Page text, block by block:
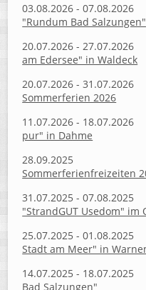
03.08.2026 - 07.08.2026
"Rundum Bad Salzungen"
20.07.2026 - 27.07.2026
am Edersee" in Waldeck
20.07.2026 - 31.07.2026
Sommerferien 2026
11.07.2026 - 18.07.2026
pur" in Dahme
28.09.2025
Sommerferienfreizeiten
31.07.2025 - 07.08.2025
"StrandGUT Usedom" im
25.07.2025 - 01.08.2025
Stadt am Meer" in
14.07.2025 - 18.07.2025
Bad Salzungen"